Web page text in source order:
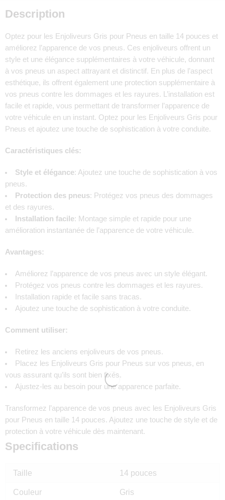
Description
Optez pour les Enjoliveurs Gris pour Pneus en taille 14 pouces et
améliorez l’apparence de vos pneus. Ces enjoliveurs offrent un
style et une élégance supplémentaires à votre véhicule, donnant
à vos pneus un aspect attrayant et distinctif. En plus de l’aspect
esthétique, ils offrent également une protection supplémentaire à
vos pneus contre les dommages et les rayures. L’installation est
facile et rapide, vous permettant de transformer l’apparence de
votre véhicule en un instant. Optez pour les Enjoliveurs Gris pour
Pneus et ajoutez une touche de sophistication à votre conduite.
Caractéristiques clés:
Style et élégance: Ajoutez une touche de sophistication à vos
pneus.
Protection des pneus: Protégez vos pneus des dommages
et des rayures.
Installation facile: Montage simple et rapide pour une
amélioration instantanée de l’apparence de votre véhicule.
Avantages:
Améliorez l’apparence de vos pneus avec un style élégant.
Protégez vos pneus contre les dommages et les rayures.
Installation rapide et facile sans tracas.
Ajoutez une touche de sophistication à votre conduite.
Comment utiliser:
Retirez les anciens enjoliveurs de vos pneus.
Placez les Enjoliveurs Gris pour Pneus sur vos pneus, en
vous assurant qu’ils sont bien fixés.
Ajustez-les au besoin pour une apparence parfaite.
Transformez l’apparence de vos pneus avec les Enjoliveurs Gris
pour Pneus en taille 14 pouces. Ajoutez une touche de style et de
protection à votre véhicule dès maintenant.
Specifications
Taille 14 pouces
Couleur Gris